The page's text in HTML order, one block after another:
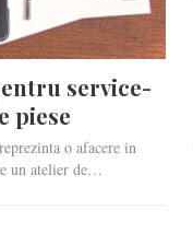
service-
piese
o afacere in
un atelier de…